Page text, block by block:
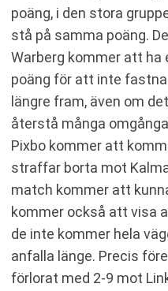
poäng, i den stora
stå på samma poäng.
Warberg kommer att
poäng för att inte
längre fram, även om
återstå många
Pixbo kommer att
straffar borta mot
match kommer att
kommer också att visa
de inte kommer hela
anfalla länge. Precis
förlorat med 2-9 mot